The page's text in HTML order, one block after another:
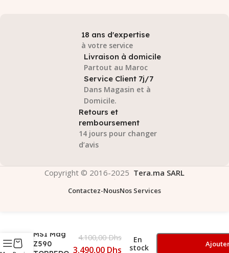
18 ans d'expertise
à votre service
Livraison à domicile
Partout au Maroc
Service Client 7j/7
Dans Magasin et à
Domicile.
Retours et
remboursement
14 jours pour changer
d’avis
Copyright © 2016-2025 Tera.ma SARL
Contactez-NousNos Services
MSI Mag
Z590
4.100,00Dhs
3.490,00 Dhs
En
stock